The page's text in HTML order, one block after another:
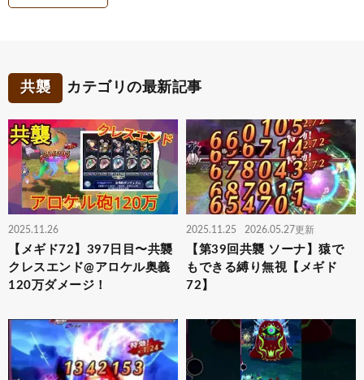
共襲 カテゴリの最新記事
2025.11.26
【メギド72】397日目〜共襲
クレスエンド@アロケル奥義
120万ダメージ！
2025.11.25 2026.05.27更新
【第39回共襲 ソーナ】猿で
もできる縛り無視【メギド
72】